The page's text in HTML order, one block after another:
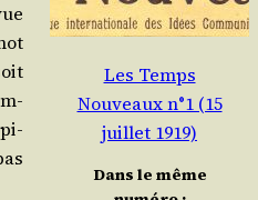
Les Temps
Nouveaux n°1 (15
juillet 1919)
Dans le même